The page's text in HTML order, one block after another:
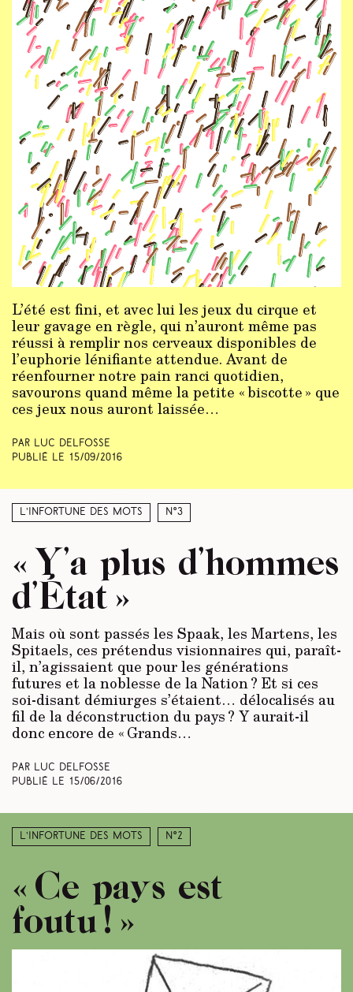
L’été est fini, et avec lui les jeux du cirque et
leur gavage en règle, qui n’auront même pas
réussi à remplir nos cerveaux disponibles de
l’euphorie lénifiante attendue. Avant de
réenfourner notre pain ranci quotidien,
savourons quand même la petite « biscotte » que
ces jeux nous auront laissée…
Par Luc Delfosse
Publié le 15/09/2016
L’infortune des mots N°3
« Y’a plus d’hommes
d’État »
Mais où sont passés les Spaak, les Martens, les
Spitaels, ces prétendus visionnaires qui, paraît-
il, n’agissaient que pour les générations
futures et la noblesse de la Nation ? Et si ces
soi-disant démiurges s’étaient… délocalisés au
fil de la déconstruction du pays ? Y aurait-il
donc encore de « Grands…
Par Luc Delfosse
Publié le
15/06/2016
L’infortune des mots N°2
« Ce pays est
foutu ! »